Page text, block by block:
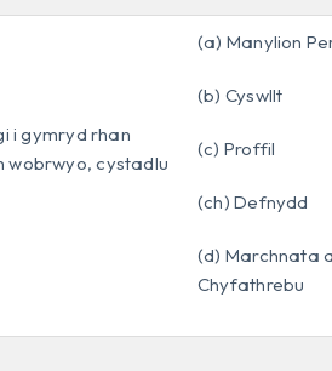
i gymryd rhan
wobrwyo, cystadlu
(a) Manylion
(b) Cyswllt
(c) Proffil
(ch) Defnydd
(d) Marchnata
Chyfathrebu